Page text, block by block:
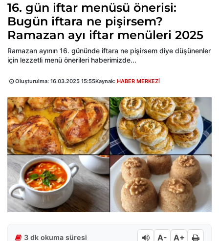
16. gün iftar menüsü önerisi:
Bugün iftara ne pişirsem?
Ramazan ayı iftar menüleri 2025
Ramazan ayının 16. gününde iftara ne pişirsem diye düşünenler
için lezzetli menü önerileri haberimizde...
Oluşturulma: 16.03.2025 15:55Kaynak: HABER MERKEZİ
3 dk okuma süresi A- A+